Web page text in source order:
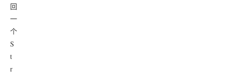
回
一
个
S
t
r